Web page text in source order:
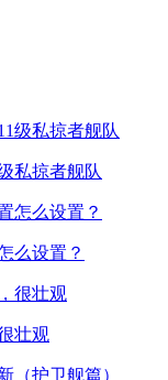
私掠者舰队
么设置？
壮观